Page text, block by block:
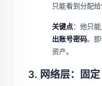
只能看到分配
关键点：他只
出账号密码。
资产。
3. 网络层：固